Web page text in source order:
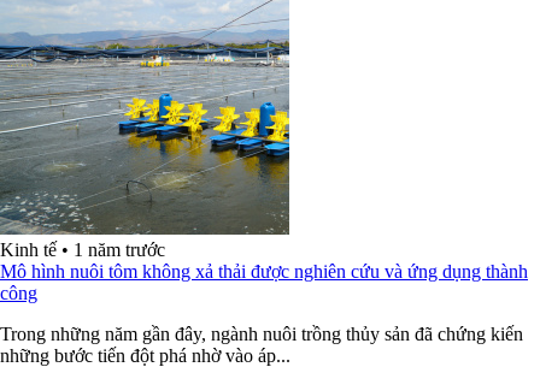
Kinh tế • 1 năm trước
Mô hình nuôi tôm không xả thải được nghiên cứu và ứng dụng thành
công
Trong những năm gần đây, ngành nuôi trồng thủy sản đã chứng kiến
những bước tiến đột phá nhờ vào áp...